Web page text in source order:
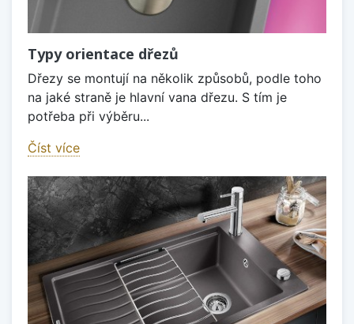
Typy orientace dřezů
Dřezy se montují na několik způsobů, podle toho
na jaké straně je hlavní vana dřezu. S tím je
potřeba při výběru...
Číst více